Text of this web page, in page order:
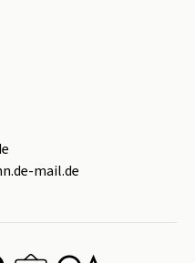
mail.de